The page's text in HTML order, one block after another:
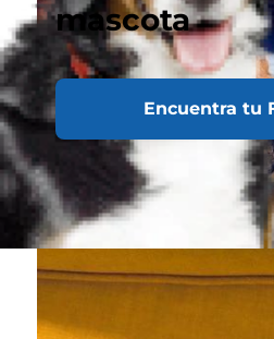
mascota
Encuentra tu